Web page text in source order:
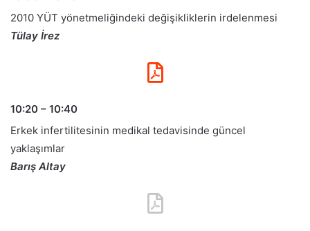
2010 YÜT yönetmeliğindeki değişikliklerin irdelenmesi
Tülay İrez
10:20 – 10:40
Erkek infertilitesinin medikal tedavisinde güncel
yaklaşımlar
Barış Altay